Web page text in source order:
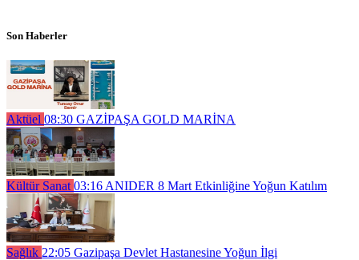
Son Haberler
Aktüel 08:30 GAZİPAŞA GOLD MARİNA
Kültür Sanat 03:16 ANIDER 8 Mart Etkinliğine Yoğun Katılım
Sağlık 22:05 Gazipaşa Devlet Hastanesine Yoğun İlgi